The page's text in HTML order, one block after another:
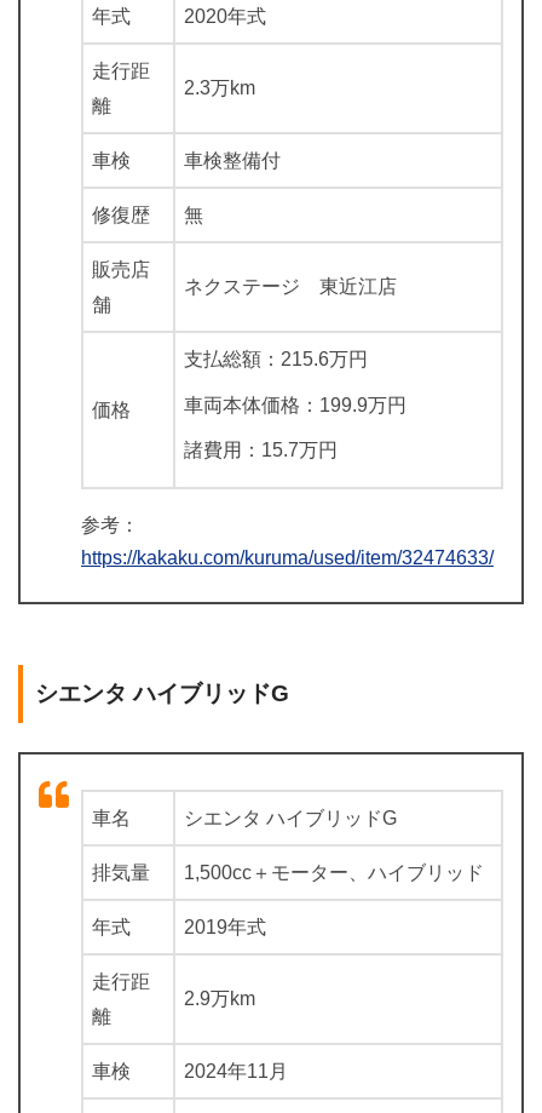
年式 2020年式
走行距
離
2.3万km
車検 車検整備付
修復歴 無
販売店
舗
ネクステージ 東近江店
価格
支払総額：215.6万円
車両本体価格：199.9万円
諸費用：15.7万円
参考：
https://kakaku.com/kuruma/used/item/32474633/
シエンタ ハイブリッドG
車名 シエンタ ハイブリッドG
排気量 1,500cc＋モーター、ハイブリッド
年式 2019年式
走行距
離
2.9万km
車検 2024年11月